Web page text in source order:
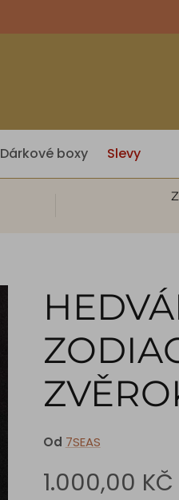
Dárkové boxy Slevy
Od 7SEAS
1.000,00 KČ